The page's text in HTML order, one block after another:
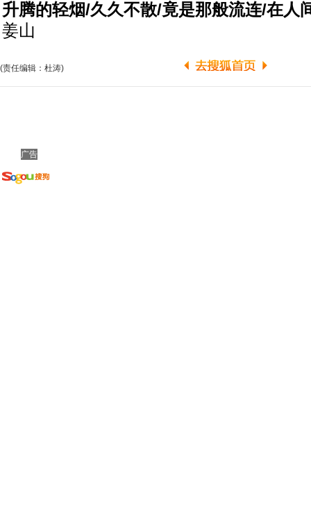
升腾的轻烟/久久不散/竟是那般流连/在人
姜山
(责任编辑：杜涛)
广告